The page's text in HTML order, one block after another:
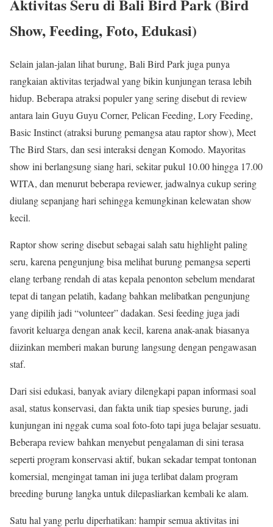
Aktivitas Seru di Bali Bird Park (Bird
Show, Feeding, Foto, Edukasi)
Selain jalan-jalan lihat burung, Bali Bird Park juga punya
rangkaian aktivitas terjadwal yang bikin kunjungan terasa lebih
hidup. Beberapa atraksi populer yang sering disebut di review
antara lain Guyu Guyu Corner, Pelican Feeding, Lory Feeding,
Basic Instinct (atraksi burung pemangsa atau raptor show), Meet
The Bird Stars, dan sesi interaksi dengan Komodo. Mayoritas
show ini berlangsung siang hari, sekitar pukul 10.00 hingga 17.00
WITA, dan menurut beberapa reviewer, jadwalnya cukup sering
diulang sepanjang hari sehingga kemungkinan kelewatan show
kecil.
Raptor show sering disebut sebagai salah satu highlight paling
seru, karena pengunjung bisa melihat burung pemangsa seperti
elang terbang rendah di atas kepala penonton sebelum mendarat
tepat di tangan pelatih, kadang bahkan melibatkan pengunjung
yang dipilih jadi “volunteer” dadakan. Sesi feeding juga jadi
favorit keluarga dengan anak kecil, karena anak-anak biasanya
diizinkan memberi makan burung langsung dengan pengawasan
staf.
Dari sisi edukasi, banyak aviary dilengkapi papan informasi soal
asal, status konservasi, dan fakta unik tiap spesies burung, jadi
kunjungan ini nggak cuma soal foto-foto tapi juga belajar sesuatu.
Beberapa review bahkan menyebut pengalaman di sini terasa
seperti program konservasi aktif, bukan sekadar tempat tontonan
komersial, mengingat taman ini juga terlibat dalam program
breeding burung langka untuk dilepasliarkan kembali ke alam.
Satu hal yang perlu diperhatikan: hampir semua aktivitas ini